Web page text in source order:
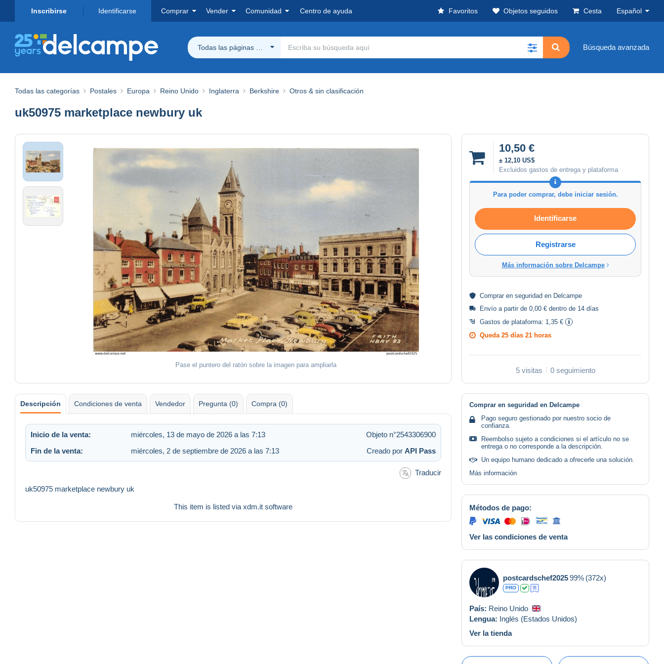
Inscribirse Identificarse Comprar Vender Comunidad Centro de ayuda Favoritos Objetos seguidos Cesta Español
Todas las páginas Delcampe Búsqueda avanzada
Todas las categorías Postales Europa Reino Unido Inglaterra Berkshire Otros & sin clasificación
uk50975 marketplace newbury uk
Pase el puntero del ratón sobre la imagen para ampliarla
10,50 €
± 12,10 US$
Excluidos gastos de entrega y plataforma
Para poder comprar, debe iniciar sesión.
Identificarse
Registrarse
Más información sobre Delcampe
Comprar en seguridad en Delcampe
Envío a partir de 0,00 € dentro de 14 días
Gastos de plataforma: 1,35 €
Queda 25 días 21 horas
5 visitas 0 seguimiento
Descripción Condiciones de venta Vendedor Pregunta (0) Compra (0)
Inicio de la venta: miércoles, 13 de mayo de 2026 a las 7:13
Objeto n°2543306900
Fin de la venta:
miércoles, 2 de septiembre de 2026 a las 7:13 Creado por API Pass
Traducir
uk50975 marketplace newbury uk
This item is listed via xdm.it software
Comprar en seguridad en Delcampe
Pago seguro gestionado por nuestro socio de
confianza.
Reembolso sujeto a condiciones si el artículo no se
entrega o no corresponde a la descripción.
Un equipo humano dedicado a ofrecerle una solución.
Más información
Métodos de pago:
Ver las condiciones de venta
postcardschef202599% (372x)
PRO
País: Reino Unido
Lengua: Inglés (Estados Unidos)
Ver la tienda